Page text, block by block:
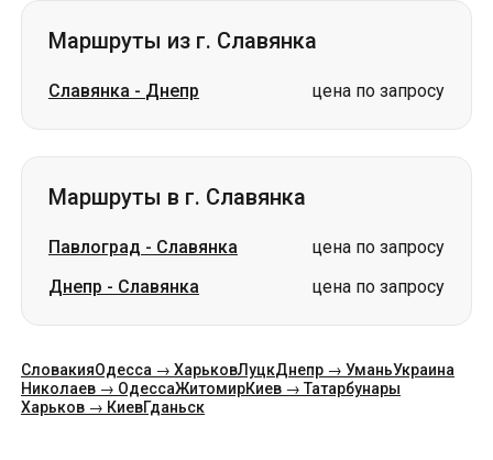
Маршруты из г. Славянка
Славянка - Днепр цена по запросу
Маршруты в г. Славянка
Павлоград - Славянка
цена по запросу
Днепр - Славянка цена по запросу
СловакияОдесса → ХарьковЛуцкДнепр → УманьУкраина
Николаев → ОдессаЖитомирКиев → Татарбунары
Харьков → КиевГданьск